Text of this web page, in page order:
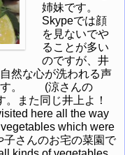
姉妹です。
Skypeでは顔
を見ないでや
ることが多い
のですが、井
然な心が洗われる声
す。 (涼さんの
また同じ井上よ！
here all the way
which were
子さんのお宅の菜園で